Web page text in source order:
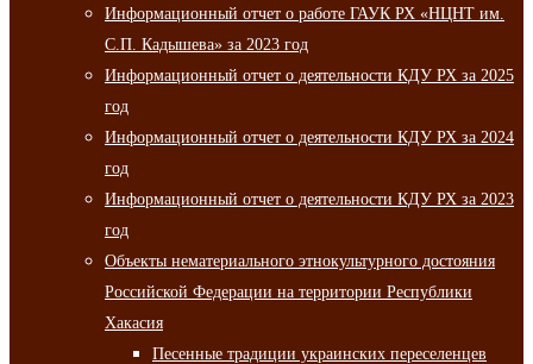
Информационный отчет о работе ГАУК РХ «НЦНТ им.
С.П. Кадышева» за 2023 год
Информационный отчет о деятельности КДУ РХ за 2025
год
Информационный отчет о деятельности КДУ РХ за 2024
год
Информационный отчет о деятельности КДУ РХ за 2023
год
Объекты нематериального этнокультурного достояния
Российской Федерации на территории Республики
Хакасия
Песенные традиции украинских переселенцев